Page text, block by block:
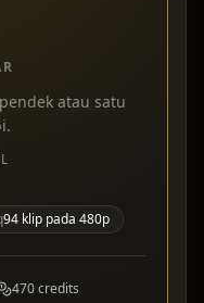
atau satu
94 klip pada 480p
470credits